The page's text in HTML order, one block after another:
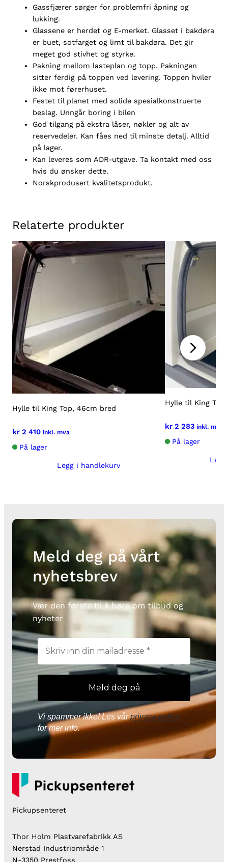
Gassfjærer sørger for problemfri åpning og
lukking.
Glassene er herdet og E-merket. Glasset i bakdøra
er buet, sotfarget og limt til bakdøra. Det gir
meget god stivhet og styrke.
Pakning mellom lasteplan og topp. Pakningen
sitter ferdig på toppen ved levering. Toppen hviler
ikke mot førerhuset.
Festet til planet med solide spesialkonstruerte
beslag. Unngår boring i bilen
God tilgang på ekstra låser, nøkler og alt av
reservedeler. Kan fåes ned til minste detalj. Alltid
på lager.
Kan leveres som ADR-utgave. Ta kontakt med oss
hvis du ønsker dette.
Norskprodusert kvalitetsprodukt.
Relaterte produkter
Hylle til King Top, 46cm bred
kr 2 410 inkl. mva
På lager
Legg i handlekurv
Hylle til King
kr 2 283 inkl. mva
På lager
Meld deg på vårt
nyhetsbrev
Vær den første til å høre om tilbud og
nyheter
Vi spammer ikke! Les vårprivacy policy
for mer info.
Pickupsenteret
Thor Holm Plastvarefabrikk AS
Nerstad Industriområde 1
N-3350 Prestfoss